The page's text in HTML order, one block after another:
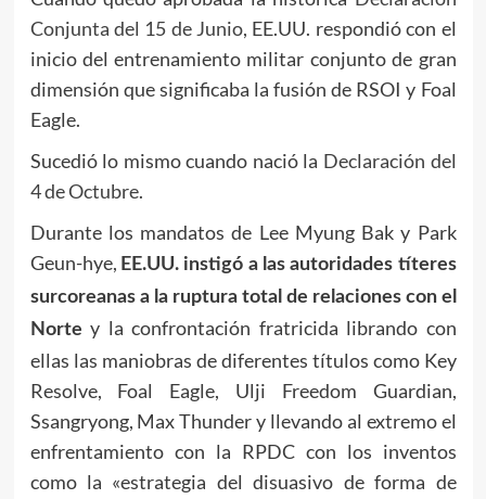
Conjunta del 15 de Junio, EE.UU. respondió con el
inicio del entrenamiento militar conjunto de gran
dimensión que significaba la fusión de RSOI y Foal
Eagle.
Sucedió lo mismo cuando nació la Declaración del
4 de Octubre.
Durante los mandatos de Lee Myung Bak y Park
Geun-hye, EE.UU. instigó a las autoridades títeres
surcoreanas a la ruptura total de relaciones con el
Norte y la confrontación fratricida librando con
ellas las maniobras de diferentes títulos como Key
Resolve, Foal Eagle, Ulji Freedom Guardian,
Ssangryong, Max Thunder y llevando al extremo el
enfrentamiento con la RPDC con los inventos
como la «estrategia del disuasivo de forma de